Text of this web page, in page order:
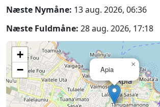
Næste Nymåne: 13 aug. 2026, 06:36
Næste Fuldmåne: 28 aug. 2026, 17:18
Apia
×
+
−